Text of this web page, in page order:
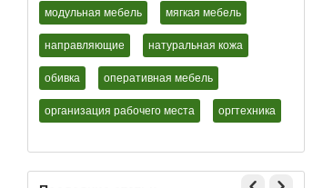
модульная мебель мягкая мебель
направляющие натуральная кожа
обивка оперативная мебель
организация рабочего места оргтехника